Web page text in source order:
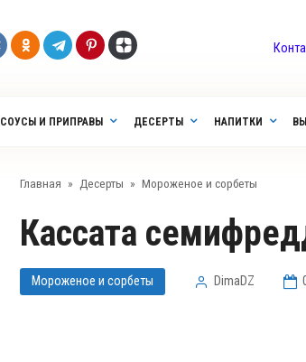
СОУСЫ И ПРИПРАВЫ ДЕСЕРТЫ НАПИТКИ
Главная » Десерты » Мороженое и сорбеты
Кассата
Мороженое и сорбеты DimaDZ